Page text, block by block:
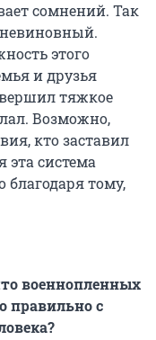
сомнений. Так
невиновный.
этого
и друзья
тяжкое
Возможно,
кто заставил
эта система
благодаря тому,
военнопленных
правильно с